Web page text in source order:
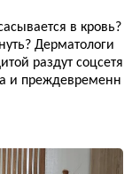
в кровь?
Дерматологи
раздут соцсетя
и преждевременн